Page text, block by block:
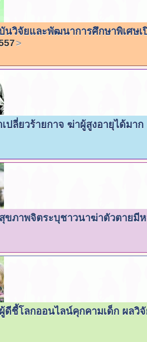
นวิจัยและพัฒนาการศึกษาพิเศษ
เปลี่ยวร้ายกาจ ฆ่าผู้สูงอายุได้มาก
ขภาพจิตระบุชาวนาฆ่าตัวตายมี
ดีชี้โลกออนไลน์คุกคามเด็ก ผล